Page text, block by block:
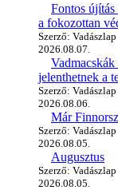
Fontos újítás
a fokozottan
Szerző: Vadászlap
2026.08.07.
jelenthetnek a
Szerző: Vadászlap
2026.08.06.
Már
Szerző: Vadászlap
2026.08.05.
Augusztus
Szerző: Vadászlap
2026.08.05.